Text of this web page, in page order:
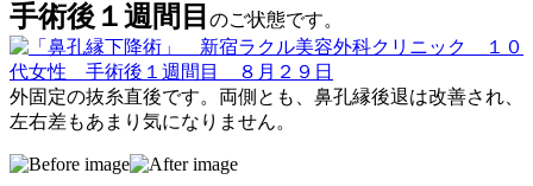
手術後１週間目 のご状態です。
外固定の抜糸直後です。両側とも、鼻孔縁後退は改善され、
左右差もあまり気になりません。